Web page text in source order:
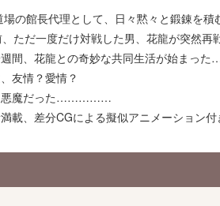
の館長代理として、日々黙々と鍛錬を積
ただ一度だけ対戦した男、花龍が突然再
間、花龍との奇妙な共同生活が始まっ
友情？愛情？
悪魔だった……………
載、差分CGによる擬似アニメーション付